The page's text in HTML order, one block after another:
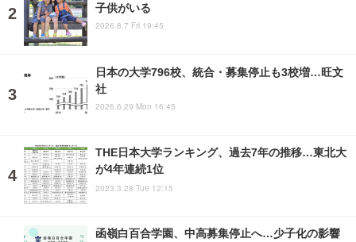
子供がいる
2026.8.7 Fri 19:45
日本の大学796校、統合・募集停止も3校増…旺文
社
2026.6.29 Mon 16:45
THE日本大学ランキング、過去7年の推移…東北大
が4年連続1位
2023.3.28 Tue 12:15
函嶺白百合学園、中高募集停止へ…少子化の影響